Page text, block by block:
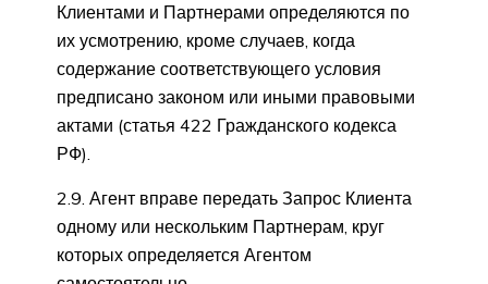
Клиентами и Партнерами определяются по
их усмотрению, кроме случаев, когда
содержание соответствующего условия
предписано законом или иными правовыми
актами (статья 422 Гражданского кодекса
РФ).
2.9. Агент вправе передать Запрос Клиента
одному или нескольким Партнерам, круг
которых определяется Агентом